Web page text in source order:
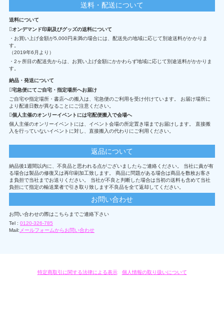
送料・配送について
送料について
オンデマンド印刷及びグッズの送料について
・お買い上げ金額が5,000円未満の場合には、配送先の地域に応じて別途送料がかかりま
す。
（2019年6月より）
・2ヶ所目の配送先からは、お買い上げ金額にかかわらず地域に応じて別途送料がかかりま
す。
納品・発送について
宅急便にてご自宅・指定場所へお届け
ご自宅や指定場所・書店への搬入は、宅急便のご利用を受け付けています。 お届け場所に
より配達日数が異なることにご注意ください。
個人主催のオンリーイベントには宅配便搬入で会場へ
個人主催のオンリーイベントには、イベント会場の所定置き場までお届けします。 直接搬
入を行っていないイベントに対し、直接搬入の代わりにご利用ください。
返品について
納品後1週間以内に、不良品と思われる点がございましたらご連絡ください。 当社に責が有
る場合は製品の修復又は再印刷加工致します。 商品に問題がある場合は商品を数枚お客さ
ま負担で当社までお送りください。 当社が不良と判断した場合は当初の送料も含めて当社
負担にて指定の輸送業者で引き取り致します不良品を全て返却してください。
お問い合わせ
お問い合わせの際はこちらまでご連絡下さい
Tel : 0120-326-785
Mail: メールフォームからお問い合わせ
特定商取引に関する法律による表示/ 個人情報の取り扱いについて